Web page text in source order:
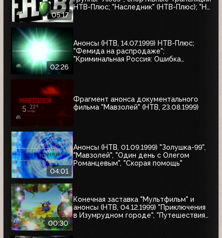
05:17
НТВ-Плюс; "Наследник" (НТВ-Плюс); "Не
02:26
Анонсы (НТВ, 14.07.1999) НТВ-Плюс;
"Фемида на распродаже";
"Криминальная Россия: Ошибка
Фрагмент анонса документального
фильма "Мавзолей" (НТВ, 23.08.1999)
04:01
Анонсы (НТВ, 01.09.1999) "Золушка-99",
"Мавзолей", "Один день с Олегом
Романцевым", "Скорая помощь"
00:30
Конечная заставка "Мультфильм" и
анонсы (НТВ, 04.12.1999) "Приключения
в Изумрудном городе", "Путешествия